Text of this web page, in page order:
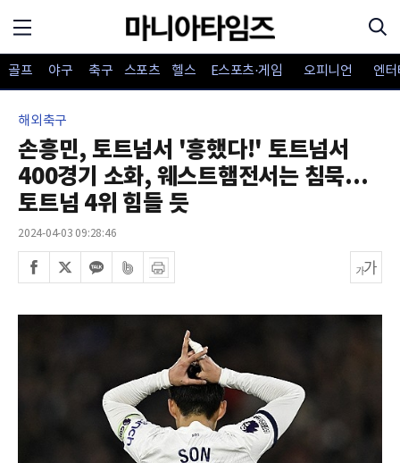
골프 야구 축구 스포츠 헬스 E스포츠·게임 오피니언 엔
해외축구
손흥민, 토트넘서 '흥했다!' 토트넘서
400경기 소화, 웨스트햄전서는 침묵...
토트넘 4위 힘들 듯
2024-04-03 09:28:46